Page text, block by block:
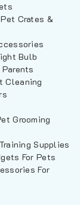
Crates &
Bulb
Cleaning
Grooming
Supplies
For Pets
For